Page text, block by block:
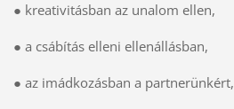
● kreativitásban az unalom ellen,
● a csábítás elleni ellenállásban,
● az imádkozásban a partnerünkért,